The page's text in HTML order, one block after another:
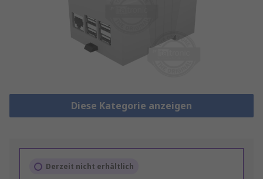
Diese Kategorie anzeigen
Derzeit nicht erhältlich